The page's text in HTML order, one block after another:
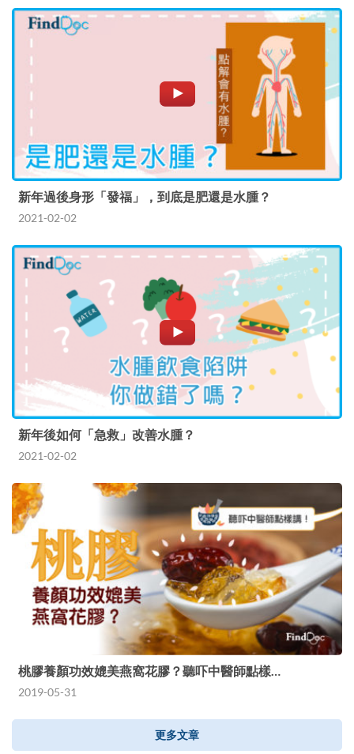
新年過後身形「發福」，到底是肥還是水腫？
2021-02-02
新年後如何「急救」改善水腫？
2021-02-02
桃膠養顏功效媲美燕窩花膠？聽吓中醫師點樣…
2019-05-31
更多文章